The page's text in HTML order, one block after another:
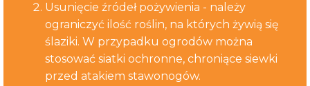
Usunięcie źródeł pożywienia - należy
ograniczyć ilość roślin, na których żywią się
ślaziki. W przypadku ogrodów można
stosować siatki ochronne, chroniące siewki
przed atakiem stawonogów.